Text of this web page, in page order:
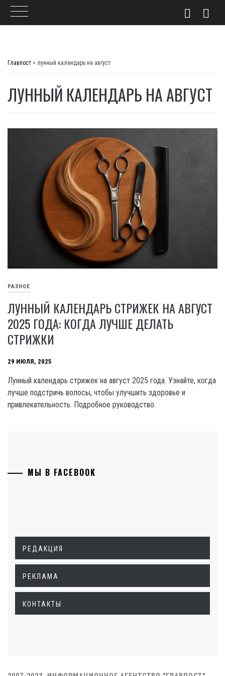
Главпост > лунный календарь на август
ЛУННЫЙ КАЛЕНДАРЬ НА АВГУСТ
РАЗНОЕ
ЛУННЫЙ КАЛЕНДАРЬ СТРИЖЕК НА АВГУСТ
2025 ГОДА: КОГДА ЛУЧШЕ ДЕЛАТЬ
СТРИЖКИ
29 ИЮЛЯ, 2025
Лунный календарь стрижек на август 2025 года. Узнайте, когда
лучше подстричь волосы, чтобы улучшить здоровье и
привлекательность. Подробное руководство.
МЫ В FACEBOOK
РЕДАКЦИЯ
РЕКЛАМА
КОНТАКТЫ